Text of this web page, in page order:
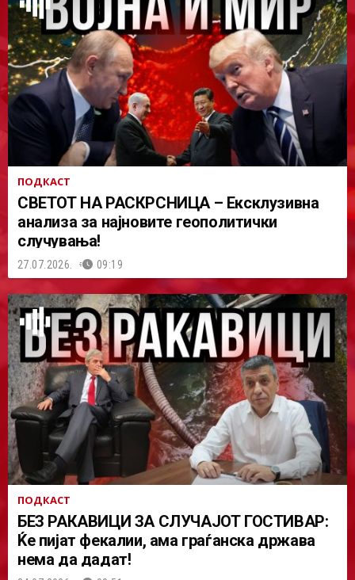
ПОДКАСТ
СВЕТОТ НА РАСКРСНИЦА – Ексклузивна
анализа за најновите геополитички
случувања!
27.07.2026. 09:19
ПОДКАСТ
БЕЗ РАКАВИЦИ ЗА СЛУЧАЈОТ ГОСТИВАР:
Ќе пијат фекалии, ама граѓанска држава
нема да дадат!